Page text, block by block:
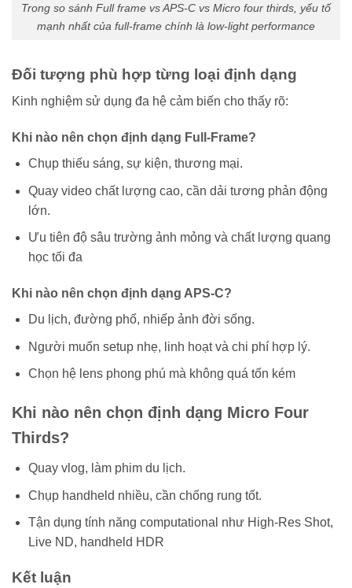
Trong so sánh Full frame vs APS-C vs Micro four thirds, yếu tố
mạnh nhất của full-frame chính là low-light performance
Đối tượng phù hợp từng loại định dạng
Kinh nghiệm sử dụng đa hệ cảm biến cho thấy rõ:
Khi nào nên chọn định dạng Full-Frame?
Chụp thiếu sáng, sự kiện, thương mại.
Quay video chất lượng cao, cần dải tương phản động
lớn.
Ưu tiên độ sâu trường ảnh mỏng và chất lượng quang
học tối đa
Khi nào nên chọn định dạng APS-C?
Du lịch, đường phố, nhiếp ảnh đời sống.
Người muốn setup nhẹ, linh hoạt và chi phí hợp lý.
Chọn hệ lens phong phú mà không quá tốn kém
Khi nào nên chọn định dạng Micro Four
Thirds?
Quay vlog, làm phim du lịch.
Chụp handheld nhiều, cần chống rung tốt.
Tận dụng tính năng computational như High-Res Shot,
Live ND, handheld HDR
Kết luận